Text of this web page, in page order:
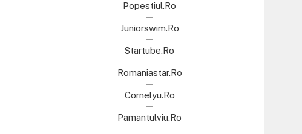
Popestiul.ro
Juniorswim.ro
Startube.ro
Romaniastar.ro
Cornelyu.ro
Pamantulviu.ro